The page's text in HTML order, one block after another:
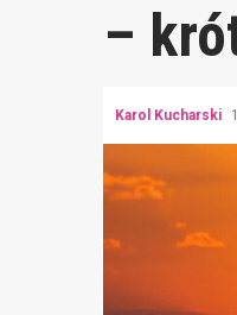
–
Karol Kucharski